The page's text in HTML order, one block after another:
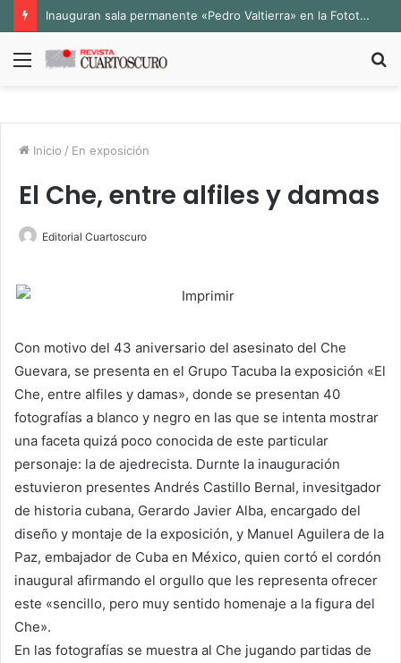
Inauguran sala permanente «Pedro Valtierra» en la Fototeca de Zacatecas
Menú
Inicio / En exposición
El Che, entre alfiles y damas
Editorial Cuartoscuro
Con motivo del 43 aniversario del asesinato del Che
Guevara, se presenta en el Grupo Tacuba la exposición «El
Che, entre alfiles y damas», donde se presentan 40
fotografías a blanco y negro en las que se intenta mostrar
una faceta quizá poco conocida de este particular
personaje: la de ajedrecista. Durnte la inauguración
estuvieron presentes Andrés Castillo Bernal, invesitgador
de historia cubana, Gerardo Javier Alba, encargado del
diseño y montaje de la exposición, y Manuel Aguilera de la
Paz, embajador de Cuba en México, quien cortó el cordón
inaugural afirmando el orgullo que les representa ofrecer
este «sencillo, pero muy sentido homenaje a la figura del
Che».
En las fotografías se muestra al Che jugando partidas de